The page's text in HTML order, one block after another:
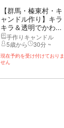
【群馬・榛東村・キ
ャンドル作り】キラ
キラ＆透明でかわ...
手作りキャンドル
5歳から
30分 ~
現在予約を受け付けておりま
せん